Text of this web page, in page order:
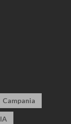
Campania